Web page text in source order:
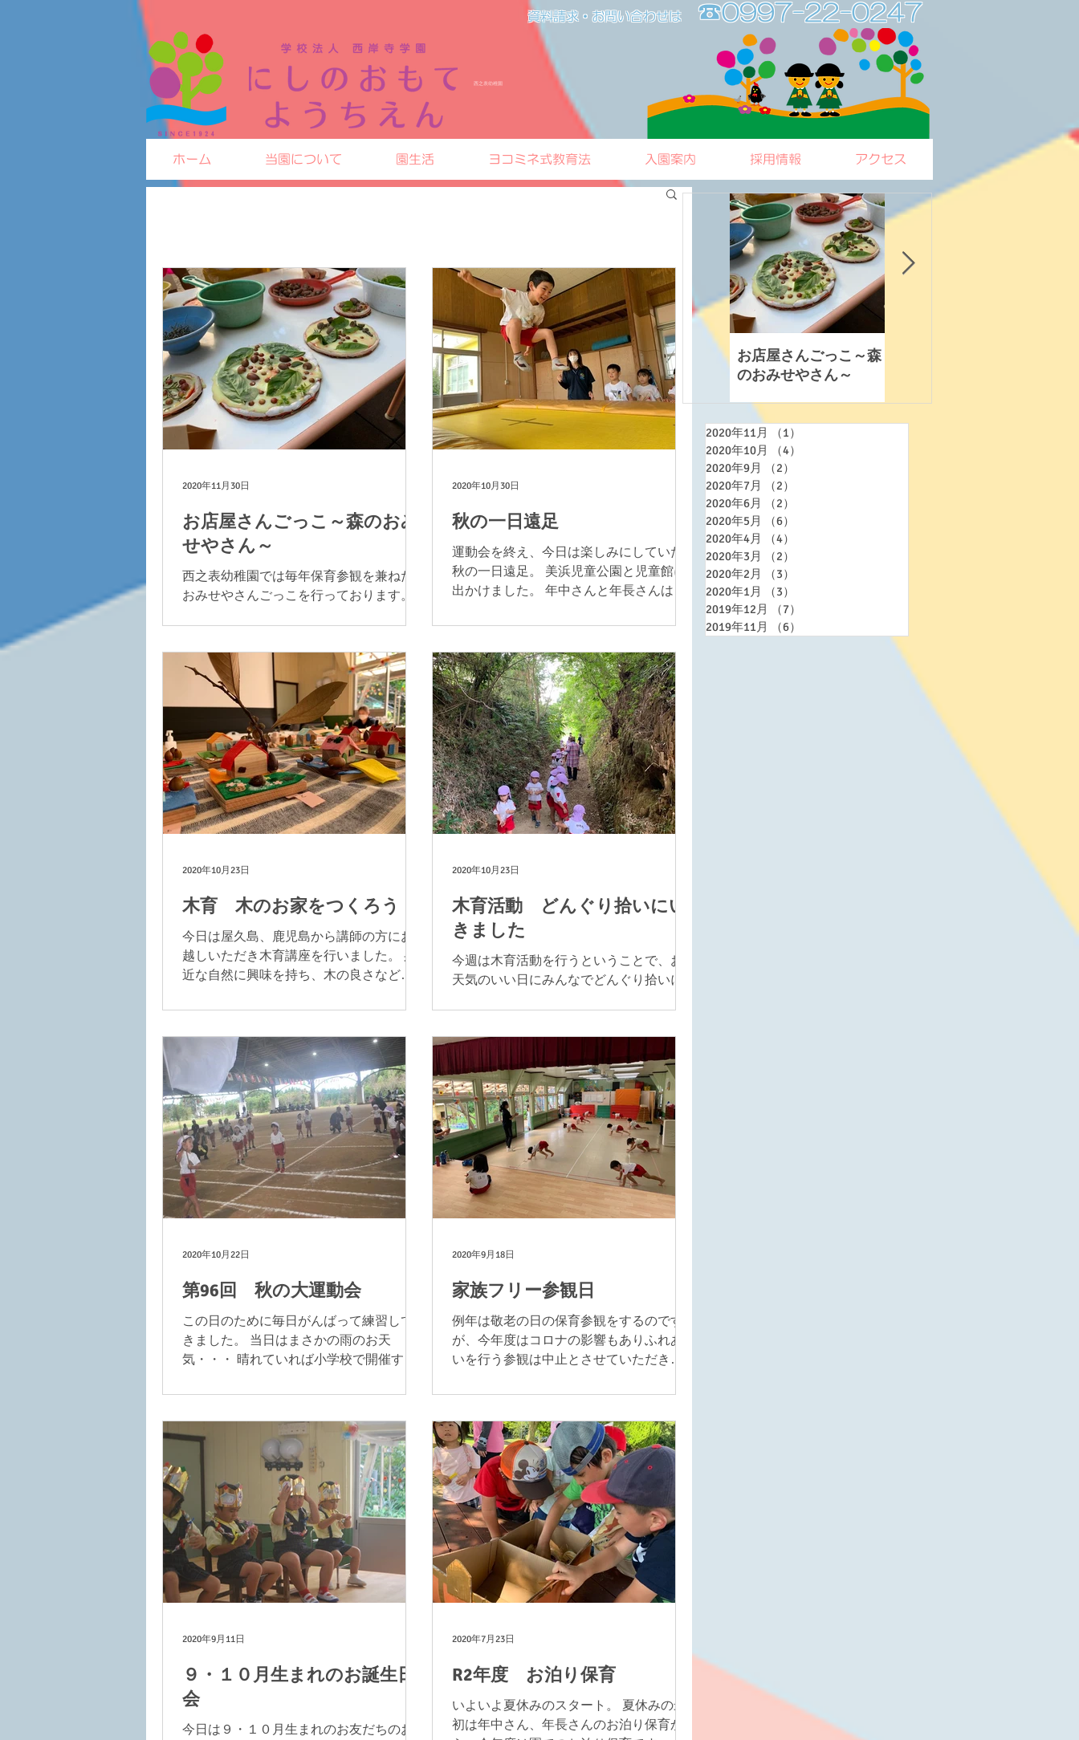
資料請求・お問い合わせは​​ ☎0997-22-0247
​西之表幼稚園
ホーム 当園について 園生活 ヨコミネ式教育法 入園案内 採用情報 アクセス
お店屋さんごっこ～森のおみ
せやさん～
西之表幼稚園では毎年保育参観を兼ねた
おみせやさんごっこを行っております。
す。 先生たちも毎年どうしようかと頭を
悩ませながら工夫して作り上げているお
みせやさんごっこ。...
2020年11月30日
秋の一日遠足
運動会を終え、今日は楽しみにしていた
秋の一日遠足。 美浜児童公園と児童館に
出かけました。 年中さんと年長さんは歩
かの道のりです。 しかし道中の景色とお
しゃべりを楽しみながらみんなで歩き切
りました。...
2020年10月30日
木育 木のお家をつくろう！
今日は屋久島、鹿児島から講師の方にお
越しいただき木育講座を行いました。 身
近な自然に興味を持ち、木の良さなどを
業。 朝早くからたくさんの荷物をもって
お越しくださいました。よろしくお願い
します！...
2020年10月23日
木育活動 どんぐり拾いにい
きました
今週は木育活動を行うということで、お
天気のいい日にみんなでどんぐり拾いに
作！たくさんのどんぐりが落ちていまし
たよ。 帽子付きのどんぐりみっけ！ こっ
ちには赤いはっぱもあったよ！...
2020年10月23日
第96回 秋の大運動会
この日のために毎日がんばって練習して
きました。 当日はまさかの雨のお天
気・・・ 晴れていれば小学校で開催する
らんどの屋根付き競技場をお借りして行
いました！ このところ気温差の大きい日
が続いていたため心配しておりました
が、当日は欠席もなくみ...
2020年10月22日
家族フリー参観日
例年は敬老の日の保育参観をするのです
が、今年度はコロナの影響もありふれあ
いを行う参観は中止とさせていただきま
フリー参観日とさせていただくことにし
ました。 朝のかけっこは生憎のお天気で
できませんでしたが、元気よくお部屋で
ラジオ体操からスター...
2020年9月18日
９・１０月生まれのお誕生日
会
今日は９・１０月生まれのお友だちのお
2020年9月11日
R2年度 お泊り保育
いよいよ夏休みのスタート。 夏休みの最
初は年中さん、年長さんのお泊り保育か
2020年7月23日
お店屋さんごっこ～森
のおみせやさん～
2020年11月 （1）
2020年10月
（4）
2020年9月
（2）
2020年7月
（2）
2020年6月
（2）
2020年5月
（6）
2020年4月
（4）
2020年3月
（2）
2020年2月
（3）
2020年1月
（3）
2019年12月
（7）
2019年11月
（6）